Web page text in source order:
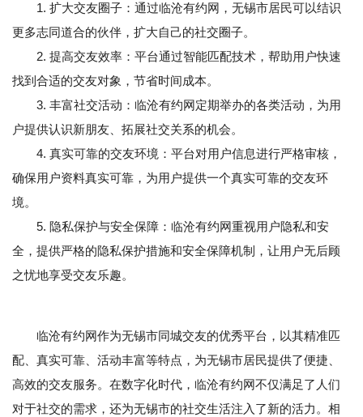
1. 扩大交友圈子：通过临沧有约网，无锡市居民可以结识
更多志同道合的伙伴，扩大自己的社交圈子。
2. 提高交友效率：平台通过智能匹配技术，帮助用户快速
找到合适的交友对象，节省时间成本。
3. 丰富社交活动：临沧有约网定期举办的各类活动，为用
户提供认识新朋友、拓展社交关系的机会。
4. 真实可靠的交友环境：平台对用户信息进行严格审核，
确保用户资料真实可靠，为用户提供一个真实可靠的交友环
境。
5. 隐私保护与安全保障：临沧有约网重视用户隐私和安
全，提供严格的隐私保护措施和安全保障机制，让用户无后顾
之忧地享受交友乐趣。
临沧有约网作为无锡市同城交友的优秀平台，以其精准匹
配、真实可靠、活动丰富等特点，为无锡市居民提供了便捷、
高效的交友服务。在数字化时代，临沧有约网不仅满足了人们
对于社交的需求，还为无锡市的社交生活注入了新的活力。相